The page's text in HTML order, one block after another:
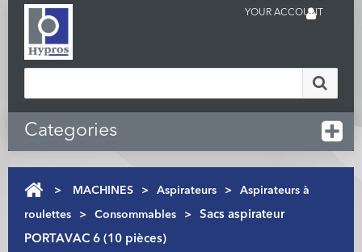
YOUR ACCOUNT
Categories
> MACHINES > Aspirateurs > Aspirateurs à
roulettes > Consommables >
Sacs aspirateur
PORTAVAC 6 (10 pièces)